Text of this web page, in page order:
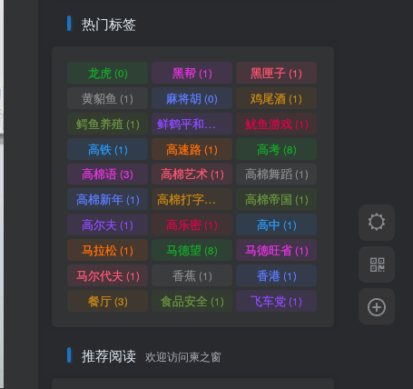
热门标签
龙虎(0) 黑帮(1) 黑匣子(1)
黄貂鱼 (1) 麻将胡 (0) 鸡尾酒(1)
鳄鱼养殖 (1) 鲜鹤平和赏 鱿鱼游戏(1)
高铁(1) 高速路(1) 高考(8)
高棉语(3) 高棉艺术(1) 高棉舞蹈(1)
高棉新年(1) 高棉打字机 高棉帝国 (1)
高尔夫 (1) 高乐密(1) 高中 (1)
马拉松(1) 马德望 (8) 马德旺省(1)
马尔代夫 (1) 香蕉(1) 香港(1)
餐厅(3) 食品安全 (1) 飞车党(1)
推荐阅读 欢迎访问柬之窗